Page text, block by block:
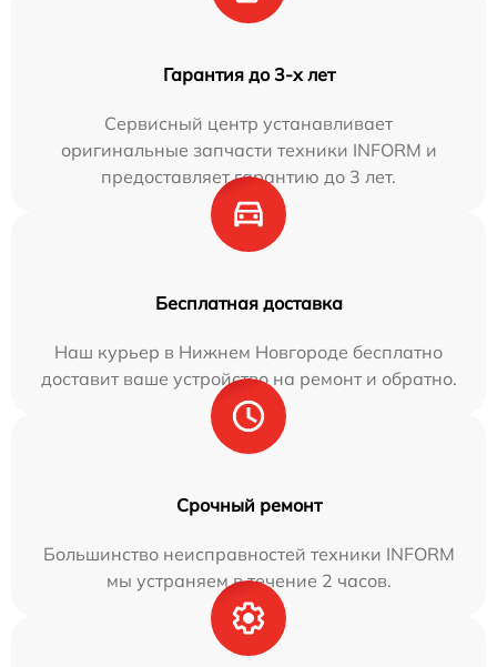
Гарантия до 3-х лет
Сервисный центр устанавливает
оригинальные запчасти техники INFORM и
предоставляет гарантию до 3 лет.
Бесплатная доставка
Наш курьер в Нижнем Новгороде бесплатно
доставит ваше устройство на ремонт и обратно.
Срочный ремонт
Большинство неисправностей техники INFORM
мы устраняем в течение 2 часов.